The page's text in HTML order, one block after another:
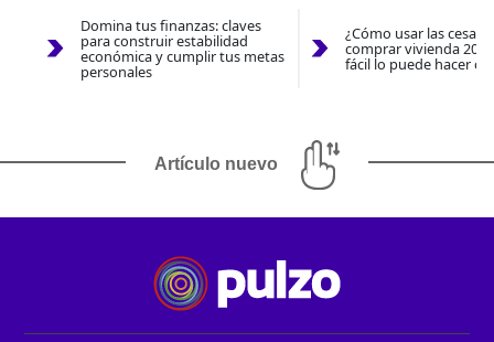
Domina tus finanzas: claves
para construir estabilidad
económica y cumplir tus metas
personales
¿Cómo usar las
comprar vivienda
fácil lo puede hacer
Artículo nuevo